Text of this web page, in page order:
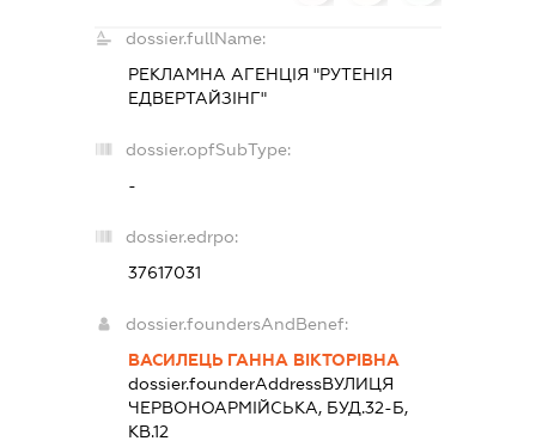
dossier.fullName:
РЕКЛАМНА АГЕНЦІЯ "РУТЕНІЯ
ЕДВЕРТАЙЗІНГ"
dossier.opfSubType:
-
dossier.edrpo:
37617031
dossier.foundersAndBenef:
ВАСИЛЕЦЬ ГАННА ВІКТОРІВНА
dossier.founderAddressВУЛИЦЯ
ЧЕРВОНОАРМІЙСЬКА, БУД.32-Б,
КВ.12